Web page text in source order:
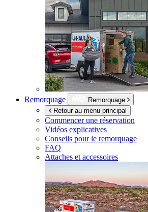
Remorquage
Remorquage
Retour au menu principal
Commencer une réservation
Vidéos explicatives
Conseils pour le remorquage
FAQ
Attaches et accessoires